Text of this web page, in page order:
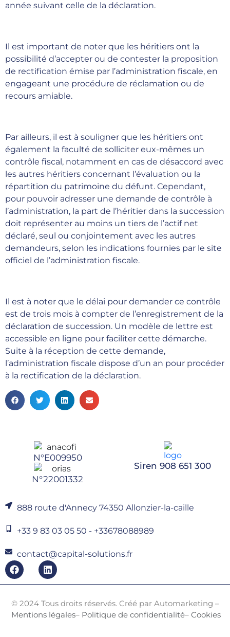
année suivant celle de la déclaration.
Il est important de noter que les héritiers ont la
possibilité d’accepter ou de contester la proposition
de rectification émise par l’administration fiscale, en
engageant une procédure de réclamation ou de
recours amiable.
Par ailleurs, il est à souligner que les héritiers ont
également la faculté de solliciter eux-mêmes un
contrôle fiscal, notamment en cas de désaccord avec
les autres héritiers concernant l’évaluation ou la
répartition du patrimoine du défunt. Cependant,
pour pouvoir adresser une demande de contrôle à
l’administration, la part de l’héritier dans la succession
doit représenter au moins un tiers de l’actif net
déclaré, seul ou conjointement avec les autres
demandeurs, selon les indications fournies par le site
officiel de l’administration fiscale.
Il est à noter que le délai pour demander ce contrôle
est de trois mois à compter de l’enregistrement de la
déclaration de succession. Un modèle de lettre est
accessible en ligne pour faciliter cette démarche.
Suite à la réception de cette demande,
l’administration fiscale dispose d’un an pour procéder
à la rectification de la déclaration.
N°E009950
N°22001332
Siren 908 651 300
888 route d'Annecy 74350 Allonzier-la-caille
+33 9 83 03 05 50 - +33678088989
contact@capital-solutions.fr
© 2024 Tous droits réservés. Créé par Automarketing –
Mentions légales– Politique de confidentialité– Cookies